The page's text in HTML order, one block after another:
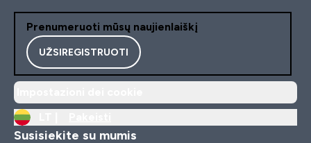
Prenumeruoti mūsų naujienlaiškį
UŽSIREGISTRUOTI
Susisiekite su mumis